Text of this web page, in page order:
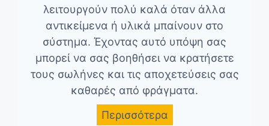
λειτουργούν πολύ καλά όταν άλλα
αντικείμενα ή υλικά μπαίνουν στο
σύστημα. Έχοντας αυτό υπόψη σας
μπορεί να σας βοηθήσει να κρατήσετε
τους σωλήνες και τις αποχετεύσεις σας
καθαρές από φράγματα.
Περισσότερα